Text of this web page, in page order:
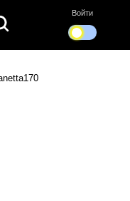
Войти